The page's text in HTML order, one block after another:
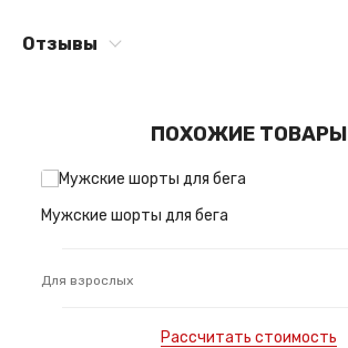
Отзывы
ПОХОЖИЕ ТОВАРЫ
Мужские шорты для бега
Для взрослых
Рассчитать стоимость